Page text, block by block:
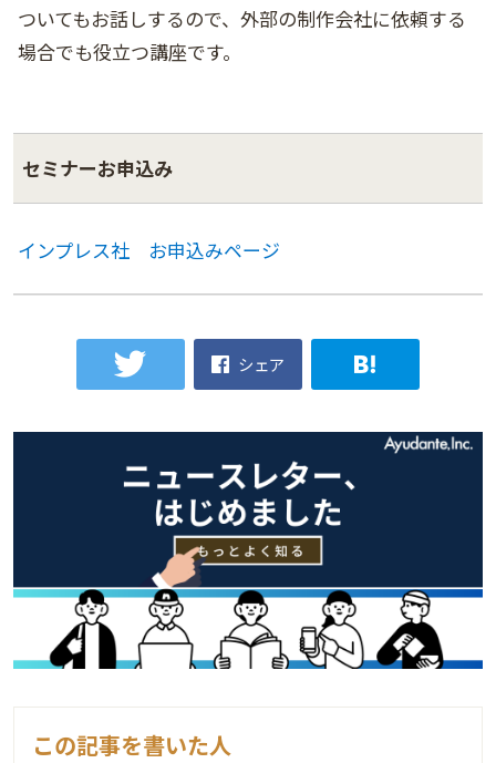
ついてもお話しするので、外部の制作会社に依頼する
場合でも役立つ講座です。
セミナーお申込み
インプレス社 お申込みページ
シェア
この記事を書いた人